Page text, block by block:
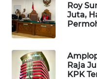
Roy
Juta,
Raja
KPK
NET
PLN
WATCH
MKLI